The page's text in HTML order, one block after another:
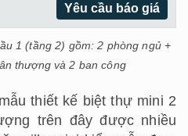
Yêu cầu báo giá
1 (tầng 2) gồm: 2 phòng ngủ +
thượng và 2 ban công
thiết kế biệt thự mini 2
trên đây được nhiều